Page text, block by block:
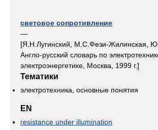
световое сопротивление
—
[Я.Н.Лугинский, М.С.Фези-Жилинская,
Англо-русский словарь по
электроэнергетике, Москва, 1999 г.]
Тематики
электротехника, основные понятия
EN
resistance under illumination